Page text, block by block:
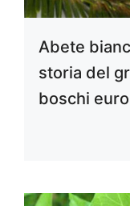
Abete
storia del
boschi